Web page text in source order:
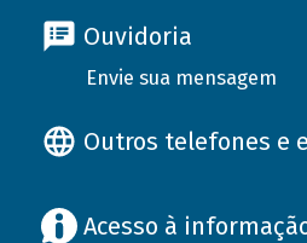
Ouvidoria
Envie sua mensagem
Outros telefones e
Acesso à